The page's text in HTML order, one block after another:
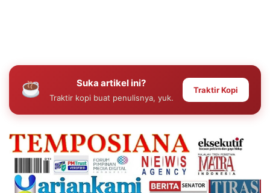
Suka artikel ini?
Traktir kopi buat penulisnya, yuk.
Traktir Kopi